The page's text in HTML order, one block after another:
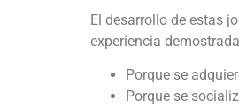
El desarrollo de estas
experiencia
Porque se
Porque se